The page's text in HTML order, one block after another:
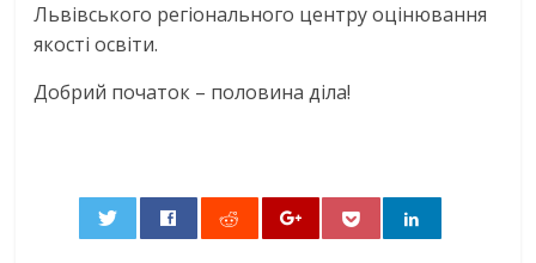
Львівського регіонального центру оцінювання
якості освіти.
Добрий початок – половина діла!